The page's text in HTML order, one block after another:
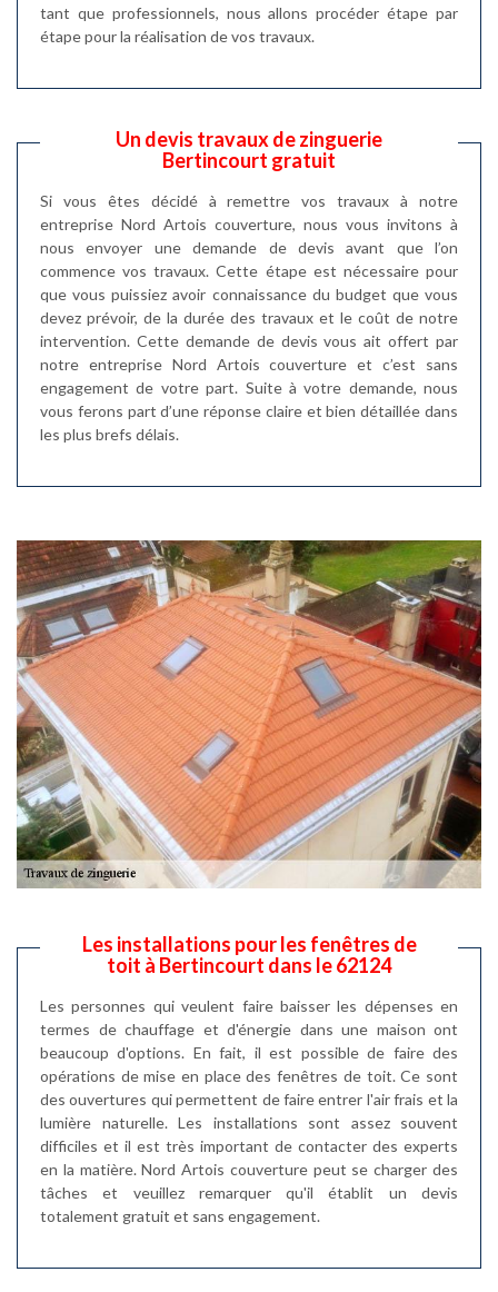
tant que professionnels, nous allons procéder étape par
étape pour la réalisation de vos travaux.
Un devis travaux de zinguerie
Bertincourt gratuit
Si vous êtes décidé à remettre vos travaux à notre
entreprise Nord Artois couverture, nous vous invitons à
nous envoyer une demande de devis avant que l’on
commence vos travaux. Cette étape est nécessaire pour
que vous puissiez avoir connaissance du budget que vous
devez prévoir, de la durée des travaux et le coût de notre
intervention. Cette demande de devis vous ait offert par
notre entreprise Nord Artois couverture et c’est sans
engagement de votre part. Suite à votre demande, nous
vous ferons part d’une réponse claire et bien détaillée dans
les plus brefs délais.
Les installations pour les fenêtres de
toit à Bertincourt dans le 62124
Les personnes qui veulent faire baisser les dépenses en
termes de chauffage et d'énergie dans une maison ont
beaucoup d'options. En fait, il est possible de faire des
opérations de mise en place des fenêtres de toit. Ce sont
des ouvertures qui permettent de faire entrer l'air frais et la
lumière naturelle. Les installations sont assez souvent
difficiles et il est très important de contacter des experts
en la matière. Nord Artois couverture peut se charger des
tâches et veuillez remarquer qu'il établit un devis
totalement gratuit et sans engagement.